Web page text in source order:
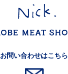
お問い合わせはこちら